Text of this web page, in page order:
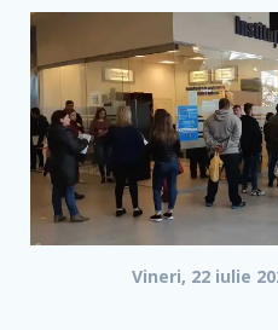
Vineri, 22 iulie